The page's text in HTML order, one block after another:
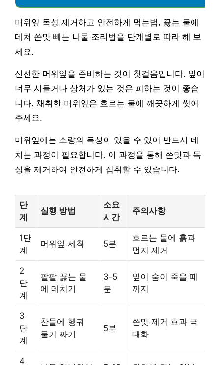
머위잎 독성 제거하고 안전하게 먹는법, 끓는 물에
데쳐 쓴맛 빼는 나물 조리법을 단계별로 따라 해 보
세요.
신선한 머위잎을 준비하는 것이 첫걸음입니다. 잎이
너무 시들거나 상처가 있는 것은 피하는 것이 좋습
니다. 채취한 머위잎은 흐르는 물에 깨끗하게 씻어
주세요.
머위잎에는 소량의 독성이 있을 수 있어 반드시 데
치는 과정이 필요합니다. 이 과정을 통해 쓴맛과 독
성을 제거하여 안전하게 섭취할 수 있습니다.
단
계
실행 방법
소요
시간
주의사항
1단
계
머위잎 세척 5분
흐르는 물에 흙과
먼지 제거
2
단
계
팔팔 끓는 물
에 데치기
3-5
분
잎이 숨이 죽을 때
까지
3
단
계
찬물에 헹궈
물기 짜기
5분
쓴맛 제거 효과 극
대화
4